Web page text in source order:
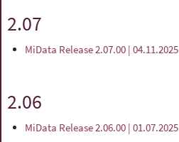
2.07
MiData Release 2.07.00 | 04.11.2025
2.06
MiData Release 2.06.00 | 01.07.2025